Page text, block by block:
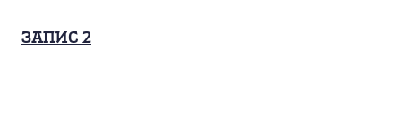
запис 2